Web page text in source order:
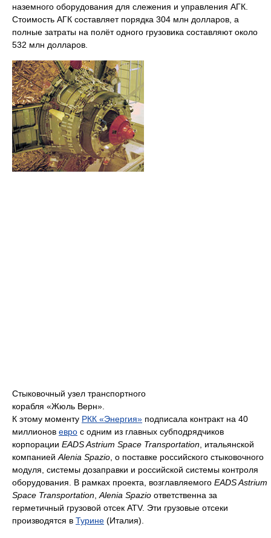
наземного оборудования для слежения и управления АГК.
Стоимость АГК составляет порядка 304 млн долларов, а
полные затраты на полёт одного грузовика составляют около
532 млн долларов.
Стыковочный узел транспортного
корабля «Жюль Верн».
К этому моменту РКК «Энергия» подписала контракт на 40
миллионов евро с одним из главных субподрядчиков
корпорации EADS Astrium Space Transportation , итальянской
компанией Alenia Spazio , о поставке российского стыковочного
модуля, системы дозаправки и российской системы контроля
оборудования. В рамках проекта, возглавляемого EADS Astrium
Space Transportation Alenia Spazio ответственна за
герметичный грузовой отсек ATV. Эти грузовые отсеки
производятся в Турине (Италия).